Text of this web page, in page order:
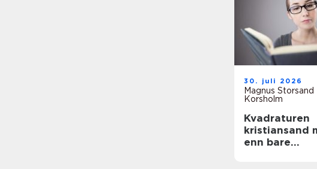
30. juli 2026
Magnus Storsand
Korsholm
Kvadraturen
kristiansand mer
enn bare